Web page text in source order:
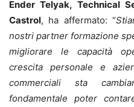
Ender Telyak, Technical
Castrol, ha affermato: “
nostri partner formazione
migliorare le capacità
crescita personale e
commerciali sta
fondamentale poter